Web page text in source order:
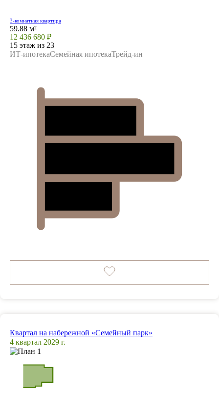
3-комнатная квартира
59.88 м²
12 436 680 ₽
15 этаж из 23
ИТ-ипотекаСемейная ипотекаТрейд-ин
Квартал на набережной «Семейный парк»
4 квартал 2029 г.